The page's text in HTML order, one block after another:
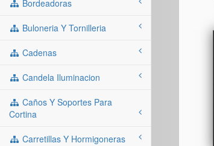
Bordeadoras
Buloneria Y Tornilleria
Cadenas
Candela Iluminacion
Caños Y Soportes Para
Cortina
Carretillas Y Hormigoneras